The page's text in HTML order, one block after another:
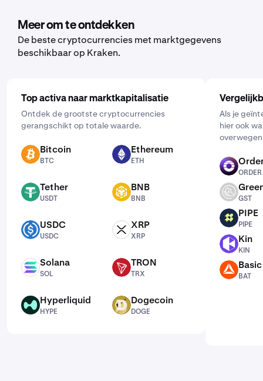
vervolgens het bedrag in dat je wil kopen en selecteer de
frequentie door op "Eenmalig" te klikken en een schema
te kiezen dat voor jou werkt: dagelijks, wekelijks of
maandelijks.
Meer om te ontdekken
De beste cryptocurrencies met marktgegevens
beschikbaar op Kraken.
Top activa naar marktkapitalisatie
Ontdek de grootste cryptocurrencies
gerangschikt op totale waarde.
BTC Bitcoin
BTC
ETH Ethereum
ETH
USDT Tether
USDT
BNB BNB
BNB
USDC USDC
USDC
XRP XRP
XRP
SOL Solana
SOL
TRX TRON
TRX
HYPE Hyperliquid
HYPE
DOGE Dogecoin
DOGE
Als je
hier ook
ORDER
ORDER
GST
GST
PIPE PIPE
PIPE
KIN Kin
KIN
BAT
BAT